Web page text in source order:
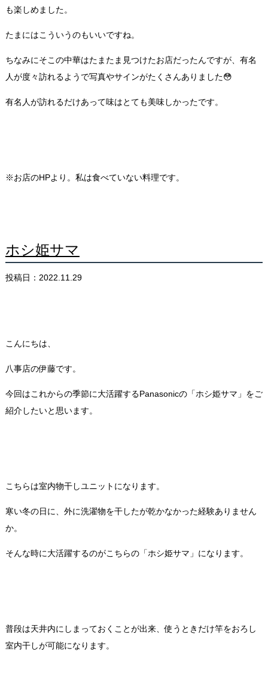
も楽しめました。
たまにはこういうのもいいですね。
ちなみにそこの中華はたまたま見つけたお店だったんですが、有名
人が度々訪れるようで写真やサインがたくさんありました😳
有名人が訪れるだけあって味はとても美味しかったです。
※お店のHPより。私は食べていない料理です。
ホシ姫サマ
投稿日：2022.11.29
こんにちは、
八事店の伊藤です。
今回はこれからの季節に大活躍するPanasonicの「ホシ姫サマ」をご
紹介したいと思います。
こちらは室内物干しユニットになります。
寒い冬の日に、外に洗濯物を干したが乾かなかった経験ありません
か。
そんな時に大活躍するのがこちらの「ホシ姫サマ」になります。
普段は天井内にしまっておくことが出来、使うときだけ竿をおろし
室内干しが可能になります。